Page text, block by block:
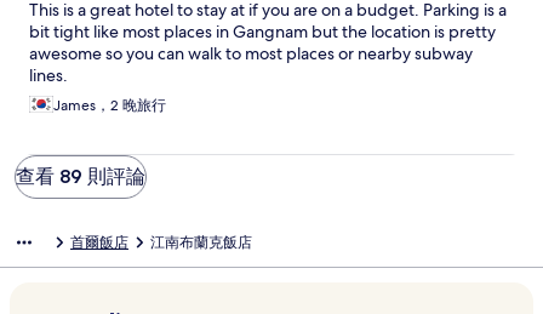
This is a great hotel to stay at if you are on a budget. Parking is a
bit tight like most places in Gangnam but the location is pretty
awesome so you can walk to most places or nearby subway
lines.
James，2 晚旅行
查看 89 則評論
首爾飯店 江南布蘭克飯店